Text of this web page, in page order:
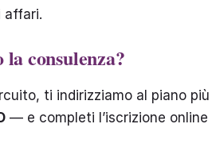
affari.
la consulenza?
ti indirizziamo al piano più
— e completi l’iscrizione online